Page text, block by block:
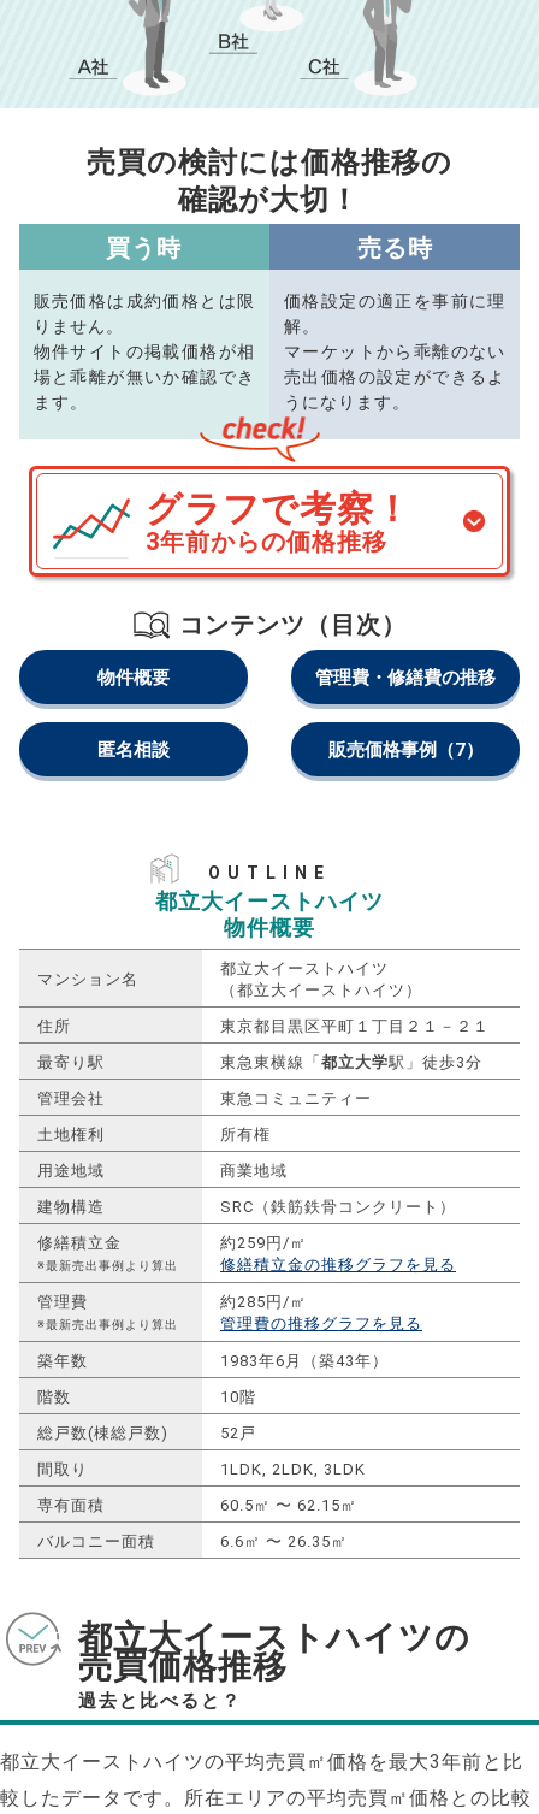
売買の検討には価格推移の
確認が大切！
買う時
販売価格は成約価格とは限
りません。
物件サイトの掲載価格が相
場と乖離が無いか確認でき
ます。
売る時
価格設定の適正を事前に理
解。
マーケットから乖離のない
売出価格の設定ができるよ
うになります。
グラフで考察！
3年前からの価格推移
コンテンツ（目次）
物件概要 管理費・修繕費の推移
匿名相談 販売価格事例 （7）
OUTLINE
都立大イーストハイツ
物件概要
マンション名
都立大イーストハイツ
（都立大イーストハイツ）
住所
東京都目黒区平町１丁目２１－２１
最寄り駅
東急東横線「 都立大学駅」徒歩3分
管理会社
東急コミュニティー
土地権利
所有権
用途地域
商業地域
建物構造
SRC（鉄筋鉄骨コンクリート）
修繕積立金
※最新売出事例より算出
約259円/㎡
修繕積立金の推移グラフを見る
管理費
※最新売出事例より算出
約285円/㎡
管理費の推移グラフを見る
築年数
1983年6月（築43年）
階数
10階
総戸数(棟総戸数)
52戸
間取り
1LDK, 2LDK, 3LDK
専有面積
60.5㎡ 〜 62.15㎡
バルコニー面積
6.6㎡ 〜 26.35㎡
都立大イーストハイツの
売買価格推移
過去と比べると？
都立大イーストハイツの平均売買㎡価格を最大3年前と比
較したデータです。所在エリアの平均売買㎡価格との比較